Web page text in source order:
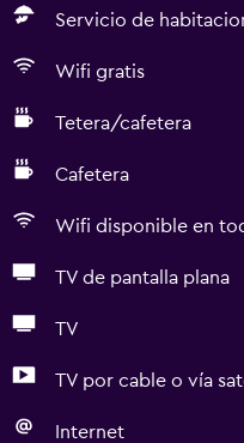
Servicio de
Wifi gratis
Tetera/cafetera
Cafetera
Wifi disponible en
TV de pantalla plana
TV
TV por cable o vía
Internet